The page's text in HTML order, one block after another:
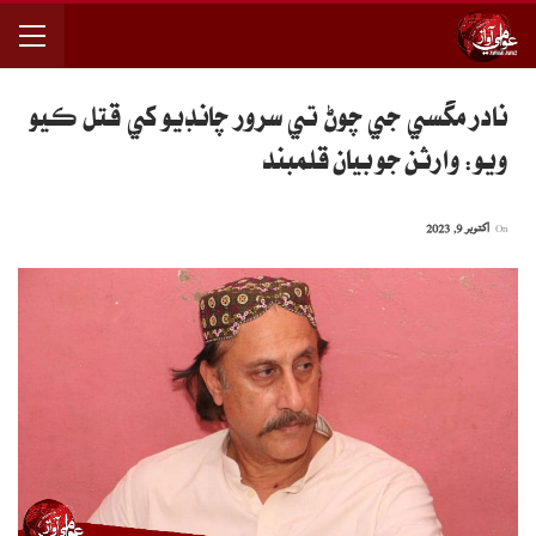
نادر مگسي جي چوڻ تي سرور چانڊيو کي قتل ڪيو
ويو: وارثن جو بيان قلمبند
اکتوبر 9, 2023